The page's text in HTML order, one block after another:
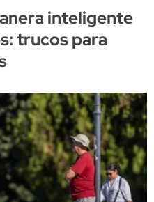
inteligente
trucos para